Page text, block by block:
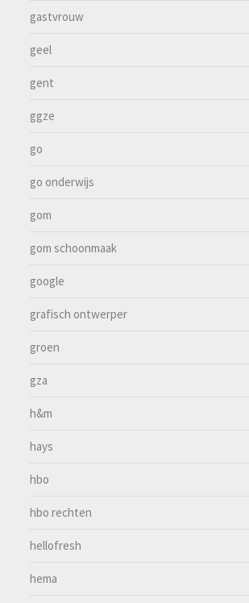
gastvrouw
geel
gent
ggze
go
go onderwijs
gom
gom schoonmaak
google
grafisch ontwerper
groen
gza
h&m
hays
hbo
hbo rechten
hellofresh
hema